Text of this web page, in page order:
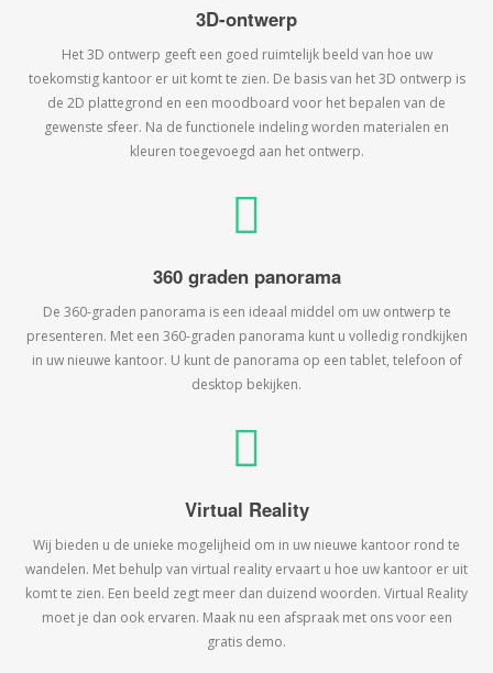
3D-ontwerp
Het 3D ontwerp geeft een goed ruimtelijk beeld van hoe uw
toekomstig kantoor er uit komt te zien. De basis van het 3D ontwerp is
de 2D plattegrond en een moodboard voor het bepalen van de
gewenste sfeer. Na de functionele indeling worden materialen en
kleuren toegevoegd aan het ontwerp.
360 graden panorama
De 360-graden panorama is een ideaal middel om uw ontwerp te
presenteren. Met een 360-graden panorama kunt u volledig rondkijken
in uw nieuwe kantoor. U kunt de panorama op een tablet, telefoon of
desktop bekijken.
Virtual Reality
Wij bieden u de unieke mogelijheid om in uw nieuwe kantoor rond te
wandelen. Met behulp van virtual reality ervaart u hoe uw kantoor er uit
komt te zien. Een beeld zegt meer dan duizend woorden. Virtual Reality
moet je dan ook ervaren. Maak nu een afspraak met ons voor een
gratis demo.